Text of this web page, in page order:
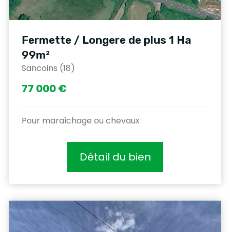
Fermette / Longere de plus 1 Ha
99m²
Sancoins (18)
77 000 €
Pour maraîchage ou chevaux
Détail du bien